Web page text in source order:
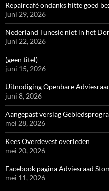
Repaircafé ondanks hitte goed
juni 29, 2026
Nederland Tunesië niet in het
juni 22, 2026
(geen titel)
juni 15, 2026
Uitnodiging Openbare
juni 8, 2026
Aangepast verslag
mei 28, 2026
Kees Overdevest overleden
mei 20, 2026
Facebook pagina Adviesraad
mei 11, 2026